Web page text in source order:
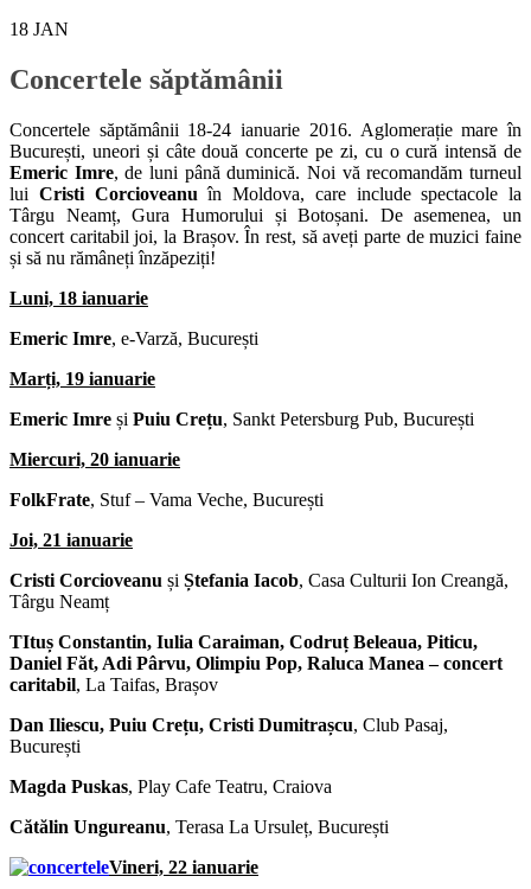
18 JAN
Concertele săptămânii
Concertele săptămânii 18-24 ianuarie 2016. Aglomerație mare în
București, uneori și câte două concerte pe zi, cu o cură intensă de
Emeric Imre, de luni până duminică. Noi vă recomandăm turneul
lui Cristi Corcioveanu în Moldova, care include spectacole la
Târgu Neamț, Gura Humorului și Botoșani. De asemenea, un
concert caritabil joi, la Brașov. În rest, să aveți parte de muzici faine
și să nu rămâneți înzăpeziți!
Luni, 18 ianuarie
Emeric Imre, e-Varză, București
Marți, 19 ianuarie
Emeric Imre și Puiu Crețu, Sankt Petersburg Pub, București
Miercuri, 20 ianuarie
FolkFrate, Stuf – Vama Veche, București
Joi, 21 ianuarie
Cristi Corcioveanu și Ștefania Iacob, Casa Culturii Ion Creangă,
Târgu Neamț
TItuș Constantin, Iulia Caraiman, Codruț Beleaua, Piticu,
Daniel Făt, Adi Pârvu, Olimpiu Pop, Raluca Manea – concert
caritabil, La Taifas, Brașov
Dan Iliescu, Puiu Crețu, Cristi Dumitrașcu, Club Pasaj,
București
Magda Puskas, Play Cafe Teatru, Craiova
Cătălin Ungureanu, Terasa La Ursuleț, București
Vineri, 22 ianuarie